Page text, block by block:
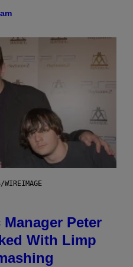
WIREIMAGE
Peter
With Limp